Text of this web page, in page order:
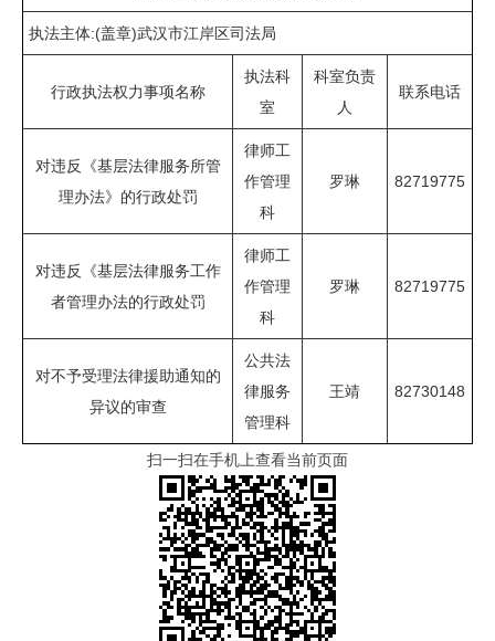
执法主体:(盖章)武汉市江岸区司法局
行政执法权力事项名称
执法科
室
科室负责
人
联系电话
对违反《基层法律服务所管
理办法》的行政处罚
律师工
作管理
科
罗琳 82719775
对违反《基层法律服务工作
者管理办法的行政处罚
律师工
作管理
科
罗琳 82719775
对不予受理法律援助通知的
异议的审查
公共法
律服务
管理科
王靖 82730148
扫一扫在手机上查看当前页面